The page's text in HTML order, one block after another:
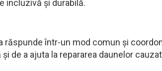
incluzivă și durabilă.
într-un mod comun și
de a ajuta la repararea daunelor